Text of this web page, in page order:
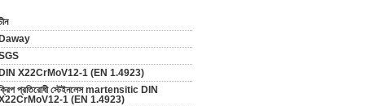
Daway
DIN X22CrMoV12-1 (EN 1.4923)
প্রতিরোধী স্টেইনলেস martensitic DIN
1 (EN 1.4923)